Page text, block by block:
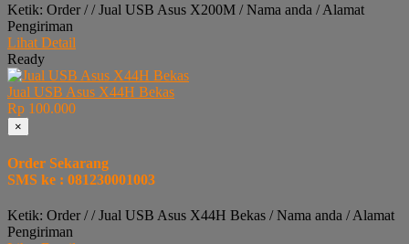
Ketik: Order / / Jual USB Asus X200M / Nama anda / Alamat
Pengiriman
Lihat Detail
Ready
Jual USB Asus X44H Bekas
Rp 100.000
×
Order Sekarang
SMS ke : 081230001003
Ketik: Order / / Jual USB Asus X44H Bekas / Nama anda / Alamat
Pengiriman